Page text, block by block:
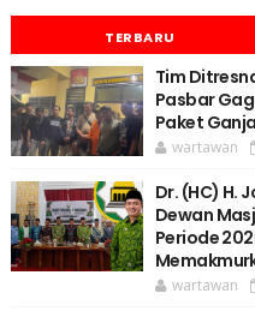
TERBARU
Tim
Pasbar
Paket
wartawan
Dr. (HC) H.
Dewan
Periode
wartawan